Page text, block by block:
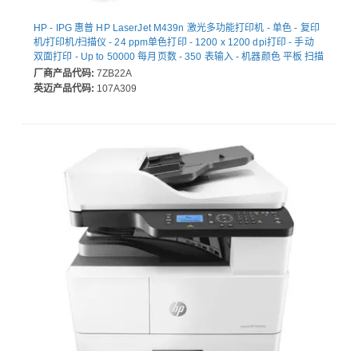
HP - IPG 惠普 HP LaserJet M439n 激光多功能打印机 - 单色 - 复印
机/打印机/扫描仪 - 24 ppm单色打印 - 1200 x 1200 dpi打印 - 手动
双面打印 - Up to 50000 每月页数 - 350 表输入 - 机器颜色 平板 扫描
仪 - 600 dpi光学扫描 - Fast Ethernet - HP Web Jetadmin - USB -
为 普通纸打印
厂商产品代码: 7ZB22A
英迈产品代码: 107A309